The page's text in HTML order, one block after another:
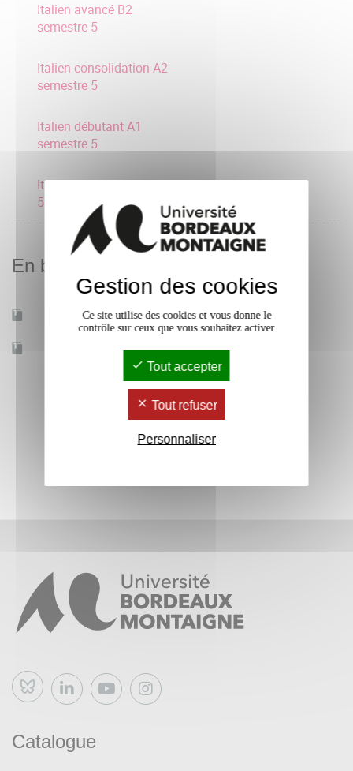
Italien avancé B2
semestre 5
Italien consolidation A2
semestre 5
Italien débutant A1
semestre 5
Italien expert C1 semestre
5
En bref
Mobilité d'études Oui
Accessible à distance Non
Bluesky
Catalogue
Gestion des cookies
Ce site utilise des cookies et vous donne le
contrôle sur ceux que vous souhaitez activer
Tout accepter
Tout refuser
Personnaliser